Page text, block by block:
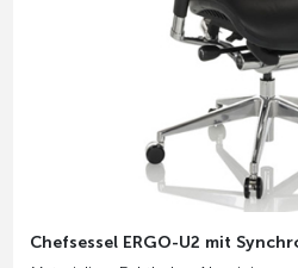
Chefsessel ERGO-U2 mit